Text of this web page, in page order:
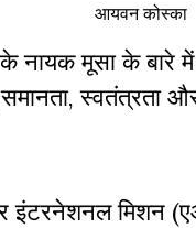
आयवन कोस्का
मूसा के बारे
स्वतंत्रता
इंटरनेशनल